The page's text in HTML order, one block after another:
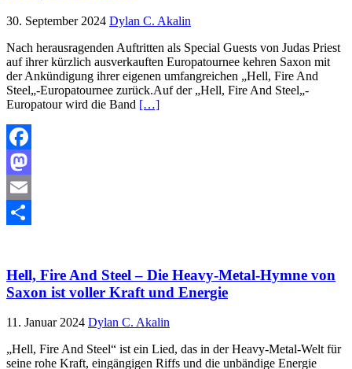
30. September 2024 Dylan C. Akalin
Nach herausragenden Auftritten als Special Guests von Judas Priest
auf ihrer kürzlich ausverkauften Europatournee kehren Saxon mit
der Ankündigung ihrer eigenen umfangreichen „Hell, Fire And
Steel„-Europatournee zurück.Auf der „Hell, Fire And Steel„-
Europatour wird die Band […]
Facebook
Mastodon
Email
Hell, Fire And Steel – Die Heavy-Metal-Hymne von
Saxon ist voller Kraft und Energie
11. Januar 2024 Dylan C. Akalin
„Hell, Fire And Steel“ ist ein Lied, das in der Heavy-Metal-Welt für
seine rohe Kraft, eingängigen Riffs und die unbändige Energie